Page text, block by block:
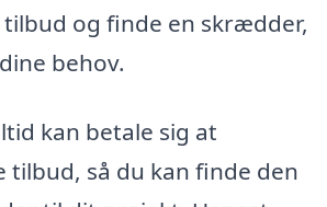
og finde en skrædder,
behov.
kan betale sig at
tilbud, så du kan finde den